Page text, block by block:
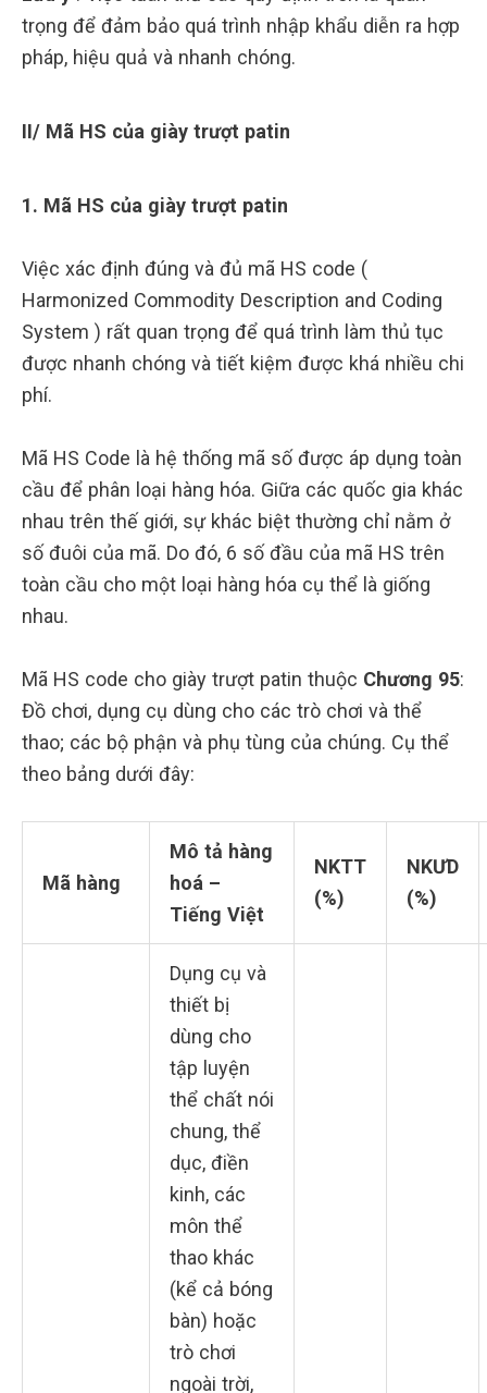
trọng để đảm bảo quá trình nhập khẩu diễn ra hợp
pháp, hiệu quả và nhanh chóng.
II/ Mã HS của giày trượt patin
1. Mã HS của giày trượt patin
Việc xác định đúng và đủ mã HS code (
Harmonized Commodity Description and Coding
System ) rất quan trọng để quá trình làm thủ tục
được nhanh chóng và tiết kiệm được khá nhiều chi
phí.
Mã HS Code là hệ thống mã số được áp dụng toàn
cầu để phân loại hàng hóa. Giữa các quốc gia khác
nhau trên thế giới, sự khác biệt thường chỉ nằm ở
số đuôi của mã. Do đó, 6 số đầu của mã HS trên
toàn cầu cho một loại hàng hóa cụ thể là giống
nhau.
Mã HS code cho giày trượt patin thuộc Chương 95:
Đồ chơi, dụng cụ dùng cho các trò chơi và thể
thao; các bộ phận và phụ tùng của chúng. Cụ thể
theo bảng dưới đây:
Mã hàng
Mô tả hàng
hoá –
Tiếng Việt
NKTT
(%)
NKƯD
(%)
Dụng cụ và
thiết bị
dùng cho
tập luyện
thể chất nói
chung, thể
dục, điền
kinh, các
môn thể
thao khác
(kể cả bóng
bàn) hoặc
trò chơi
ngoài trời,